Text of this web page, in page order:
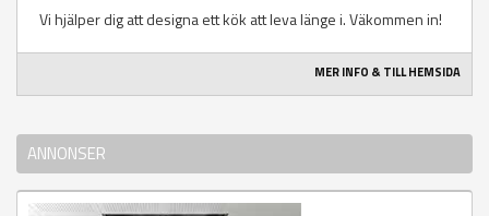
Vi hjälper dig att designa ett kök att leva länge i. Väkommen in!
MER INFO & TILL HEMSIDA
ANNONSER